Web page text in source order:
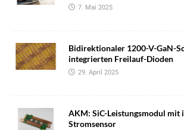
7. Mai 2025
Bidirektionaler 1200-V-GaN-
integrierten Freilauf-Dioden
29. April 2025
AKM: SiC-Leistungsmodul mit
Stromsensor